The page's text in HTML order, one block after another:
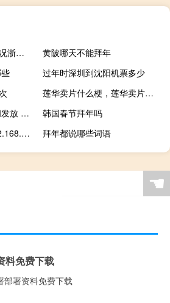
监控头环回应质疑啥情况浙江金华暂时停用智能头环
黄陂哪天不能拜年
过年时深圳到沈阳机票多少
莲华卖片什么梗，莲华卖片是什么意思？什么梗
2023年敬业福什么时间发放 福字图片敬业福2020年福字
韩国春节拜年吗
fast无线路由器设置192.168.0.1（fast无线路由器设置）
拜年都说哪些词语
☚
料免费下载